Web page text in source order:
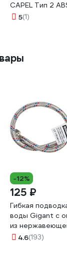
CAPEL Тип 2
пластик, белый
5(1)
-12%
125 ₽
Гибкая
воды Gigant с
из
1/2"х60 см, г/г
4.6(193)